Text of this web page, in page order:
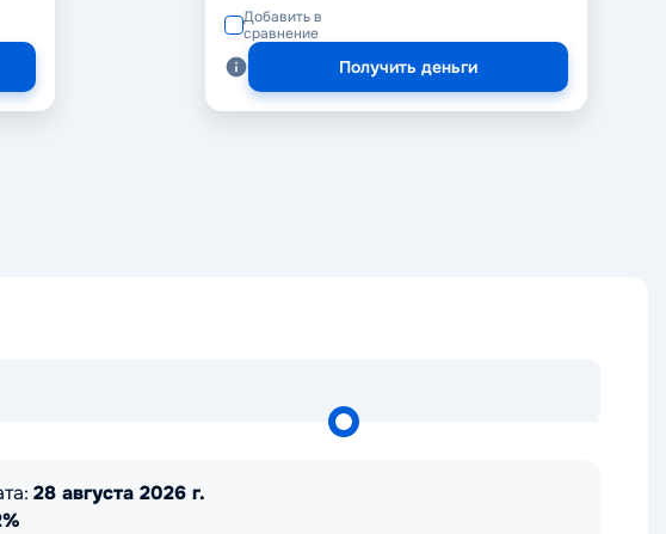
Добавить в
сравнение
Получить деньги
28 августа 2026 г.